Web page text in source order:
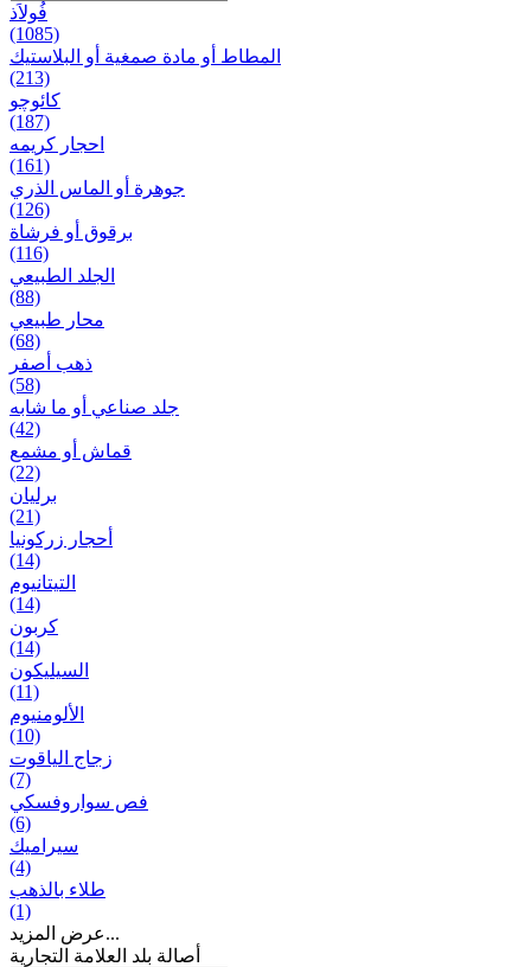
فُولاَذ
(1085)
المطاط أو مادة صمغية أو البلاستيك
(213)
کائوچو
(187)
احجار کریمه
(161)
جوهرة أو الماس الذري
(126)
برقوق أو فرشاة
(116)
الجلد الطبيعي
(88)
محار طبيعي
(68)
ذهب أصفر
(58)
جلد صناعي أو ما شابه
(42)
قماش أو مشمع
(22)
برلیان
(21)
أحجار زركونيا
(14)
التيتانيوم
(14)
كربون
(14)
السيليكون
(11)
الألومنيوم
(10)
زجاج الياقوت
(7)
فص سواروفسكي
(6)
سيراميك
(4)
طلاء بالذهب
(1)
عرض المزيد...
أصالة بلد العلامة التجارية